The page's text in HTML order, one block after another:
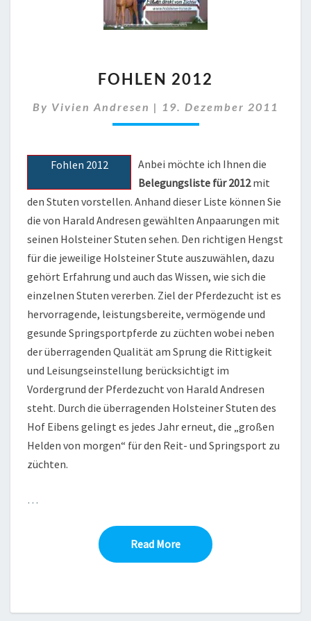
2012
FOHLEN 2012
By Vivien Andresen | 19. Dezember 2011
Fohlen 2012
Anbei möchte ich Ihnen die
Belegungsliste für 2012mit
den Stuten vorstellen. Anhand dieser Liste können Sie
die von Harald Andresen gewählten Anpaarungen mit
seinen Holsteiner Stuten sehen. Den richtigen Hengst
für die jeweilige Holsteiner Stute auszuwählen, dazu
gehört Erfahrung und auch das Wissen, wie sich die
einzelnen Stuten vererben. Ziel der Pferdezucht ist es
hervorragende, leistungsbereite, vermögende und
gesunde Springsportpferde zu züchten wobei neben
der überragenden Qualität am Sprung die Rittigkeit
und Leisungseinstellung berücksichtigt im
Vordergrund der Pferdezucht von Harald Andresen
steht. Durch die überragenden Holsteiner Stuten des
Hof Eibens gelingt es jedes Jahr erneut, die „großen
Helden von morgen“ für den Reit- und Springsport zu
züchten.
…
Read MoreRead More